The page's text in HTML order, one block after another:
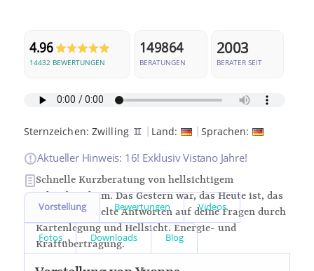
4.96
14432 BEWERTUNGEN
149864
BERATUNGEN
2003
BERATER SEIT
Sternzeichen: Zwilling ♊ | Land: | Sprachen:
Aktueller Hinweis: 16! Exklusiv Vistano Jahre!
Schnelle Kurzberatung von hellsichtigem
Schreibmedium. Das Gestern war, das Heute ist, das
Morgen? Gezielte Antworten auf deine Fragen durch
Kartenlegung und Hellsicht. Energie- und
Kraftübertragung.
Vorstellung Bewertungen Videos
Fotos Downloads Blog